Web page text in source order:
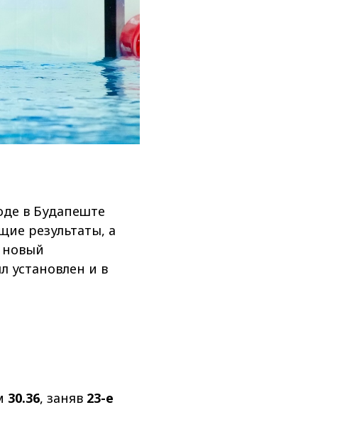
в Будапеште
результаты, а
новый
установлен и в
30.36, заняв 23-е